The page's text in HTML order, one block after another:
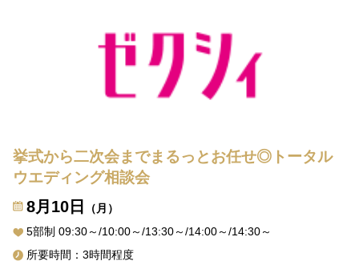
挙式から二次会までまるっとお任せ◎トータル
ウエディング相談会
8月10日
（月）
5部制 09:30～/10:00～/13:30～/14:00～/14:30～
所要時間：3時間程度